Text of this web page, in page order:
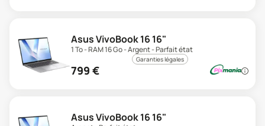
Asus VivoBook 16 16"
1 To - RAM 16 Go - Argent - Parfait état
Garanties légales
799 €
Asus VivoBook 16 16"